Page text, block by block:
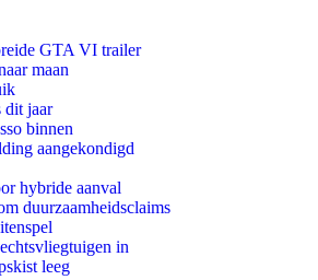
GTA VI trailer
maan
dit jaar
binnen
aangekondigd
hybride aanval
duurzaamheidsclaims
in
leeg